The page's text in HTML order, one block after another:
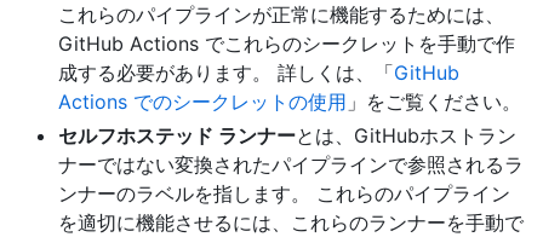
これらのパイプラインが正常に機能するためには、
GitHub Actions でこれらのシークレットを手動で作
成する必要があります。 詳しくは、「GitHub
Actions でのシークレットの使用 」をご覧ください。
セルフホステッド ランナーとは、GitHubホストラン
ナーではない変換されたパイプラインで参照されるラ
ンナーのラベルを指します。 これらのパイプライン
を適切に機能させるには、これらのランナーを手動で